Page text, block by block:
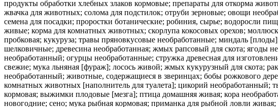
продукты обработки хлебных злаков кормовые; препараты для откорма
жвачка для животных; солома для подстилок; отруби зерновые; овощи
семена для посадки; проростки ботанические; робиния, сырье; водоросли
живые; корма для комнатных животных; скорлупа кокосовых орехов;
пробковая; кукуруза; травы пряновкусовые необработанные; миндаль
шелковичные; древесина необработанная; жмых рапсовый для скота; ягоды
необработанный; огурцы необработанные; стружка древесная для
свежие; мука льняная [фураж]; лосось живой; жмых кукурузный для скота;
необработанный; животные, содержащиеся в зверинцах; бобы рожкового
комнатных животных [наполнитель для туалета]; цикорий
кормовая; выжимки плодовые [мезга]; птица домашняя живая; кора
новогодние; сено; мука рыбная кормовая; приманка для рыбной ловли